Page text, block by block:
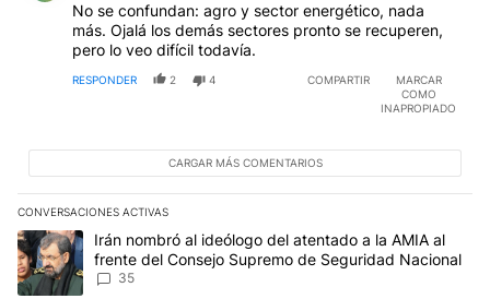
No se confundan: agro y sector energético, nada
más. Ojalá los demás sectores pronto se recuperen,
pero lo veo difícil todavía.
RESPONDER 2 4 COMPARTIR
MARCAR
COMO
INAPROPIADO
CARGAR MÁS COMENTARIOS
CONVERSACIONES ACTIVAS
Este listado muestra los artículos con más comentarios en los
Un artículo de tendencia con el título "Irán nombró al ideólogo
Irán nombró al ideólogo del atentado a la AMIA al
frente del Consejo Supremo de Seguridad Nacional
35